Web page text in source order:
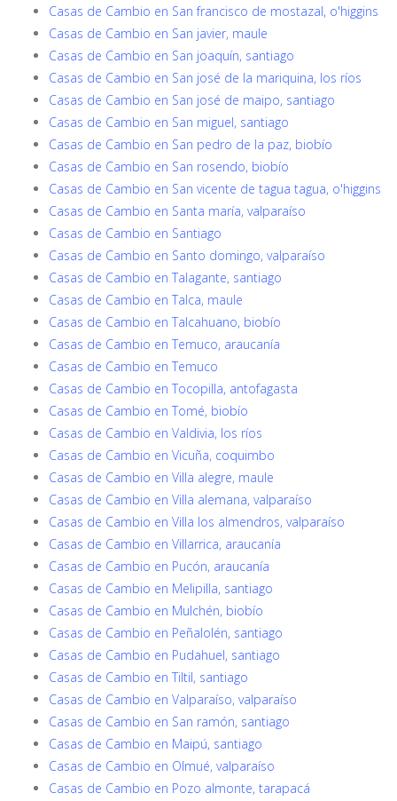
Casas de Cambio en San francisco de mostazal, o'higgins
Casas de Cambio en San javier, maule
Casas de Cambio en San joaquín, santiago
Casas de Cambio en San josé de la mariquina, los ríos
Casas de Cambio en San josé de maipo, santiago
Casas de Cambio en San miguel, santiago
Casas de Cambio en San pedro de la paz, biobío
Casas de Cambio en San rosendo, biobío
Casas de Cambio en San vicente de tagua tagua, o'higgins
Casas de Cambio en Santa maría, valparaíso
Casas de Cambio en Santiago
Casas de Cambio en Santo domingo, valparaíso
Casas de Cambio en Talagante, santiago
Casas de Cambio en Talca, maule
Casas de Cambio en Talcahuano, biobío
Casas de Cambio en Temuco, araucanía
Casas de Cambio en Temuco
Casas de Cambio en Tocopilla, antofagasta
Casas de Cambio en Tomé, biobío
Casas de Cambio en Valdivia, los ríos
Casas de Cambio en Vicuña, coquimbo
Casas de Cambio en Villa alegre, maule
Casas de Cambio en Villa alemana, valparaíso
Casas de Cambio en Villa los almendros, valparaíso
Casas de Cambio en Villarrica, araucanía
Casas de Cambio en Pucón, araucanía
Casas de Cambio en Melipilla, santiago
Casas de Cambio en Mulchén, biobío
Casas de Cambio en Peñalolén, santiago
Casas de Cambio en Pudahuel, santiago
Casas de Cambio en Tiltil, santiago
Casas de Cambio en Valparaíso, valparaíso
Casas de Cambio en San ramón, santiago
Casas de Cambio en Maipú, santiago
Casas de Cambio en Olmué, valparaíso
Casas de Cambio en Pozo almonte, tarapacá